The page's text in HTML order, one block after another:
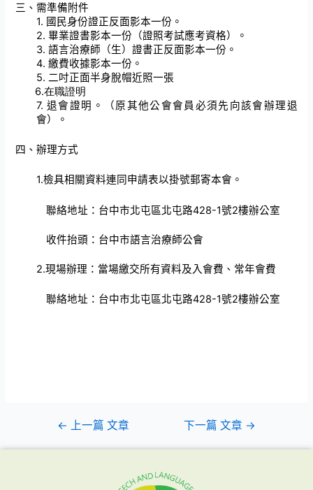
三、需準備附件
1. 國民身份證正反面影本一份。
2. 畢業證書影本一份（證照考試應考資格）。
3. 語言治療師（生）證書正反面影本一份。
4. 繳費收據影本一份。
5. 二吋正面半身脫帽近照一張
6.在職證明
7.退會證明。（原其他公會會員必須先向該會辦理退
會）。
四、辦理方式
1.檢具相關資料連同申請表以掛號郵寄本會。
聯絡地址：台中市北屯區北屯路428-1號2樓辦公室
收件抬頭：台中市語言治療師公會
2.現場辦理：當場繳交所有資料及入會費、常年會費
聯絡地址： 台中市北屯區北屯路428-1號2樓辦公室
← 上一篇 文章 下一篇 文章 →